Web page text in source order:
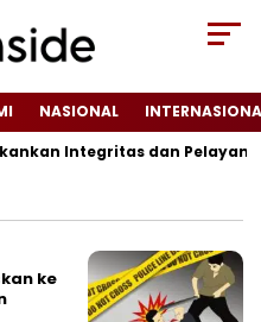
NASIONAL
Integritas dan Pelayanan
ke